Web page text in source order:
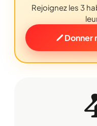
Rejoignez les 3
Donner